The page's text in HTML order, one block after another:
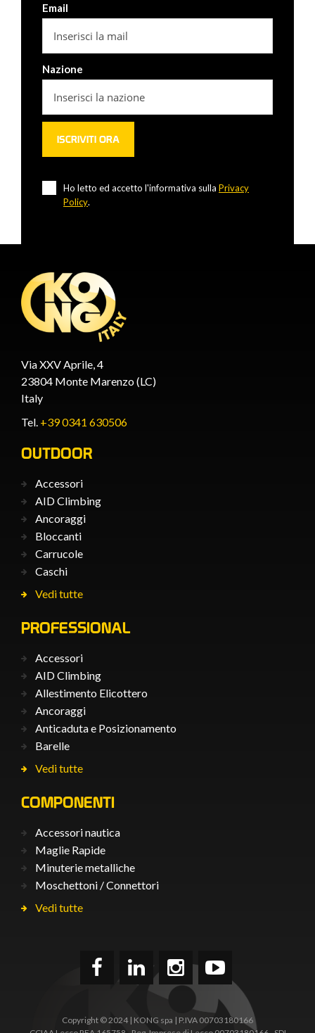
Email
Nazione
Ho letto ed accetto l'informativa sulla Privacy
Policy.
Via XXV Aprile, 4
23804 Monte Marenzo (LC)
Italy
Tel. +39 0341 630506
OUTDOOR
Accessori
AID Climbing
Ancoraggi
Bloccanti
Carrucole
Caschi
Vedi tutte
PROFESSIONAL
Accessori
AID Climbing
Allestimento Elicottero
Ancoraggi
Anticaduta e Posizionamento
Barelle
Vedi tutte
COMPONENTI
Accessori nautica
Maglie Rapide
Minuterie metalliche
Moschettoni / Connettori
Vedi tutte
Copyright © 2024 | KONG spa | P.IVA 00703180166